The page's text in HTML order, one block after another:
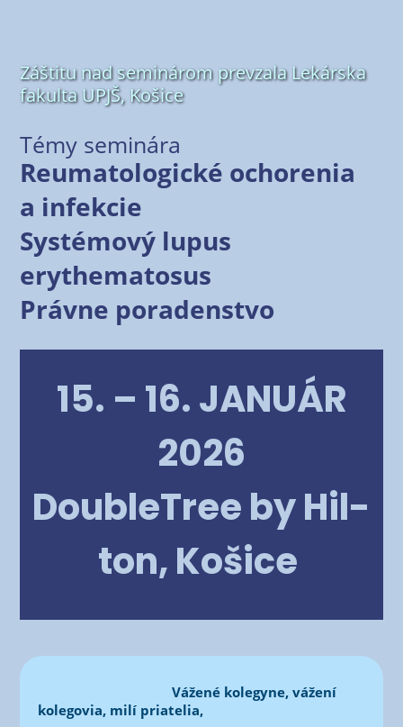
Záš­ti­tu nad semi­ná­rom pre­vza­la Lekár­ska
fakul­ta UPJŠ, Košice
Témy seminára
Reumatologické ochorenia
a infekcie
Systémový lupus
erythematosus
Právne poradenstvo
15. – 16. JANUÁR
2026
Doub­leT­ree by Hil­
ton, Košice
Váže­né kole­gy­ne, váže­ní
kole­go­via, milí priatelia,